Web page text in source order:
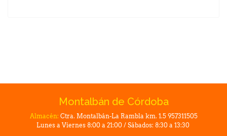
Montalbán de Córdoba
Almacén: Ctra. Montalbán-La Rambla km. 1.5 957311505
Lunes a Viernes 8:00 a 21:00 / Sábados: 8:30 a 13:30